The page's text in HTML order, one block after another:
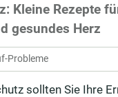
Kleine Rezepte
gesundes Herz
Probleme
sollten Sie Ihre